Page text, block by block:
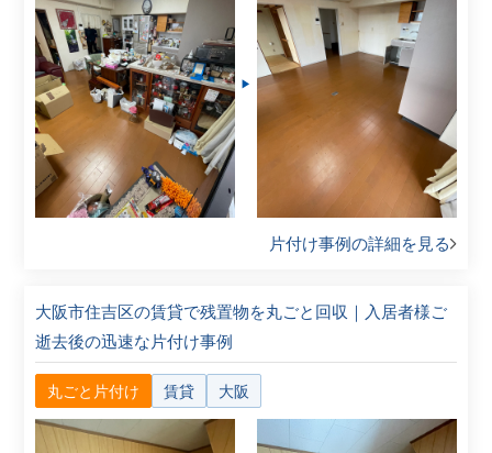
片付け事例の詳細を見る
大阪市住吉区の賃貸で残置物を丸ごと回収｜入居者様ご
逝去後の迅速な片付け事例
丸ごと片付け 賃貸 大阪